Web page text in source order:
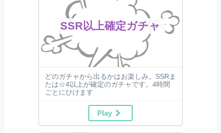
SSR以上確定ガチャ
どのガチャから出るかはお楽しみ。SSRま
たは☆4以上が確定のガチャです。4時間
ごとにひけます
Play